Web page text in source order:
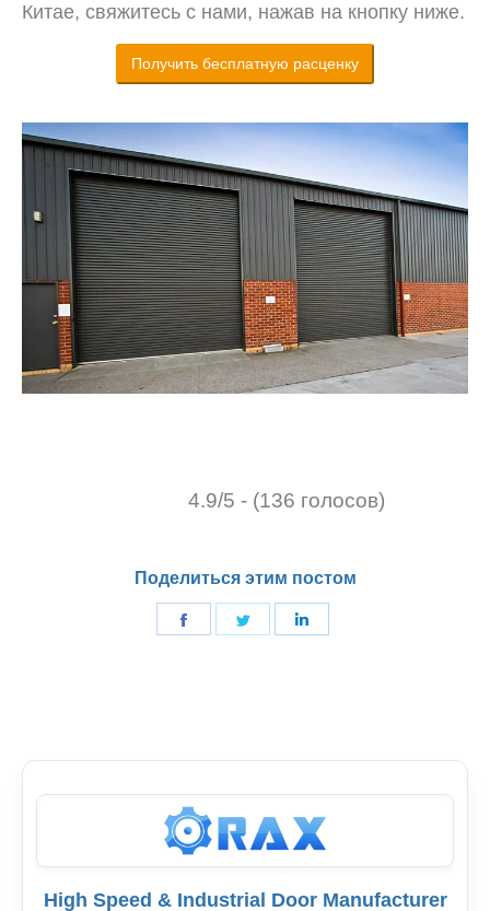
Китае, свяжитесь с нами, нажав на кнопку ниже.
Получить бесплатную расценку
4.9/5 - (136 голосов)
Поделиться этим постом
ПоделитьсяПоделиться
High Speed & Industrial Door Manufacturer